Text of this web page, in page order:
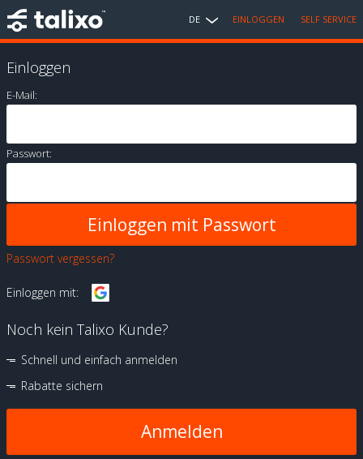
DE EINLOGGEN SELF SERVICE
Einloggen
E-Mail:
Passwort:
Passwort vergessen?
Einloggen mit:
Noch kein Talixo Kunde?
Schnell und einfach anmelden
Rabatte sichern
Anmelden